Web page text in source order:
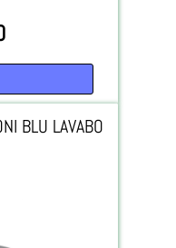
BLU LAVABO